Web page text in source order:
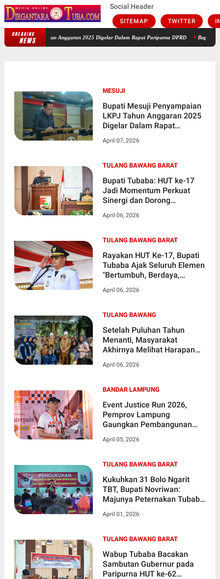
Social Header
SITEMAP TWITTER
BREAKING
NEWS
Tahun Anggaran 2025 Digelar Dalam Rapat Paripurna DPRD Bupati Tubaba: HUT
MESUJI
Bupati Mesuji Penyampaian
LKPJ Tahun Anggaran 2025
Digelar Dalam Rapat
April 07, 2026
TULANG BAWANG BARAT
Bupati Tubaba: HUT ke-17
Jadi Momentum Perkuat
Sinergi dan Dorong
April 06, 2026
TULANG BAWANG BARAT
Rayakan HUT Ke-17, Bupati
Tubaba Ajak Seluruh Elemen
"Bertumbuh, Berdaya,
April 06, 2026
TULANG BAWANG
Setelah Puluhan Tahun
Menanti, Masyarakat
Akhirnya Melihat Harapan
Utama Yang Selama ini
April 06, 2026
BANDAR LAMPUNG
Event Justice Run 2026,
Pemprov Lampung
Gaungkan Pembangunan
Infrastruktur
April 05, 2026
TULANG BAWANG BARAT
Kukuhkan 31 Bolo Ngarit
TBT, Bupati Novriwan:
Majunya Peternakan Tubaba
April 01, 2026
TULANG BAWANG BARAT
Wabup Tubaba Bacakan
Sambutan Gubernur pada
Paripurna HUT ke-62